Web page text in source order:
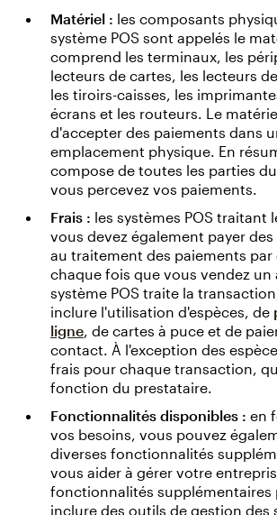
Matériel : les composants
système POS sont appelés le
comprend les terminaux, les
lecteurs de cartes, les lecteurs
les tiroirs-caisses, les
écrans et les routeurs. Le
d'accepter des paiements dans
emplacement physique. En
compose de toutes les parties
vous percevez vos paiements.
Frais : les systèmes POS traitant
vous devez également payer
au traitement des paiements par
chaque fois que vous vendez
système POS traite la
inclure l'utilisation d'espèces, de
ligne, de cartes à puce et de
contact. À l'exception des
frais pour chaque transaction,
fonction du prestataire.
Fonctionnalités disponibles : en
vos besoins, vous pouvez
diverses fonctionnalités
vous aider à gérer votre
fonctionnalités supplémentaires
inclure des outils de gestion des